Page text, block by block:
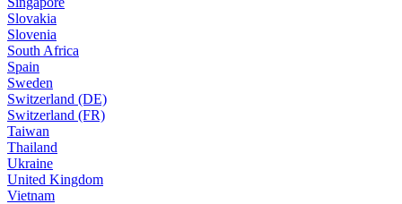
Slovakia
Slovenia
South Africa
Spain
Sweden
Switzerland (DE)
Switzerland (FR)
Taiwan
Thailand
Ukraine
United Kingdom
Vietnam